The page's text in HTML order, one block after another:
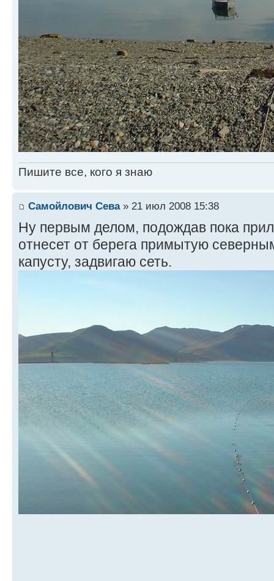
Пишите все, кого я знаю
Самойлович Сева» 21 июл 2008 15:38
Ну первым делом, подождав пока
отнесет от берега примытую
капусту, задвигаю сеть.